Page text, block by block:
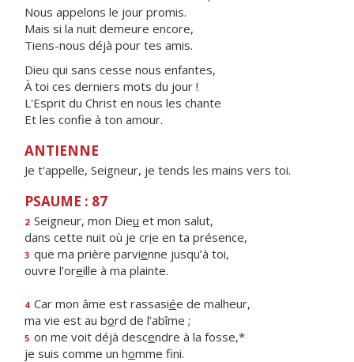
Nous appelons le jour promis.
Mais si la nuit demeure encore,
Tiens-nous déjà pour tes amis.
Dieu qui sans cesse nous enfantes,
À toi ces derniers mots du jour !
L'Esprit du Christ en nous les chante
Et les confie à ton amour.
ANTIENNE
Je t'appelle, Seigneur, je tends les mains vers toi.
PSAUME : 87
2 Seigneur, mon Dieu et mon salut,
dans cette nuit où je crie en ta présence,
3 que ma prière parvienne jusqu’à toi,
ouvre l’oreille à ma plainte.
4 Car mon âme est rassasiée de malheur,
ma vie est au bord de l’abîme ;
5 on me voit déjà descendre à la fosse,*
je suis comme un homme fini.